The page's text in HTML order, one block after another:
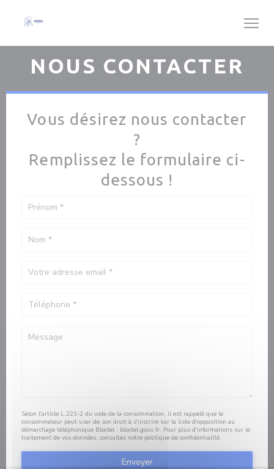
NOUS CONTACTER
Vous désirez nous contacter
?
Remplissez le formulaire ci-
dessous !
Selon l'article L.223-2 du code de la consommation, il est rappelé que le
consommateur peut user de son droit à s'inscrire sur la liste d'opposition au
démarchage téléphonique Bloctel : bloctel.gouv.fr. Pour plus d'informations sur le
traitement de vos données, consultez notre politique de confidentialité.